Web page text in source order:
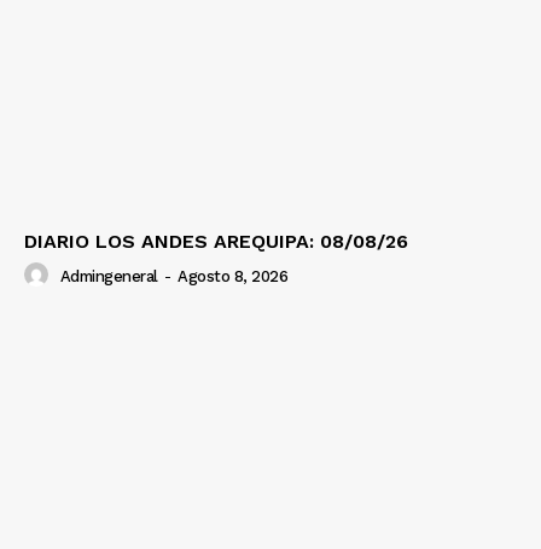
DIARIO LOS ANDES AREQUIPA: 08/08/26
Admingeneral - Agosto 8, 2026